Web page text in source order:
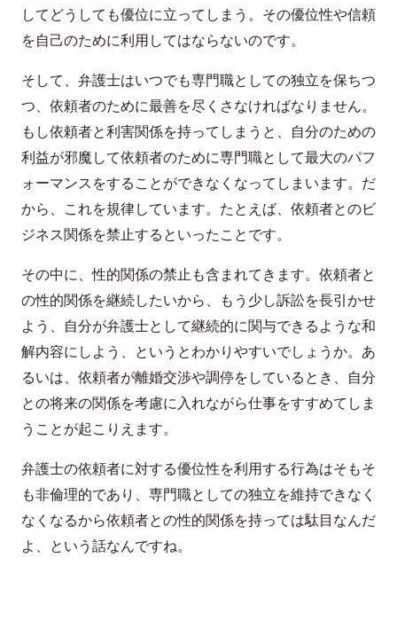
してどうしても優位に立ってしまう。その優位性や信頼
を自己のために利用してはならないのです。
そして、弁護士はいつでも専門職としての独立を保ちつ
つ、依頼者のために最善を尽くさなければなりません。
もし依頼者と利害関係を持ってしまうと、自分のための
利益が邪魔して依頼者のために専門職として最大のパフ
ォーマンスをすることができなくなってしまいます。だ
から、これを規律しています。たとえば、依頼者とのビ
ジネス関係を禁止するといったことです。
その中に、性的関係の禁止も含まれてきます。依頼者と
の性的関係を継続したいから、もう少し訴訟を長引かせ
よう、自分が弁護士として継続的に関与できるような和
解内容にしよう、というとわかりやすいでしょうか。あ
るいは、依頼者が離婚交渉や調停をしているとき、自分
との将来の関係を考慮に入れながら仕事をすすめてしま
うことが起こりえます。
弁護士の依頼者に対する優位性を利用する行為はそもそ
も非倫理的であり、専門職としての独立を維持できなく
なくなるから依頼者との性的関係を持っては駄目なんだ
よ、という話なんですね。